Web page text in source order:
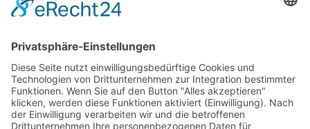
Im Notfall
Kontakt
Goldstraße 41
97274 Leinach